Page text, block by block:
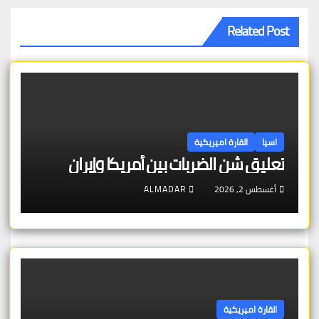
Related Post
اسيا القارة اميريكية
تعليق شن الضربات بين أمريكا وإيران
أغسطس 2, 2026 ALMADAR
القارة اميريكية